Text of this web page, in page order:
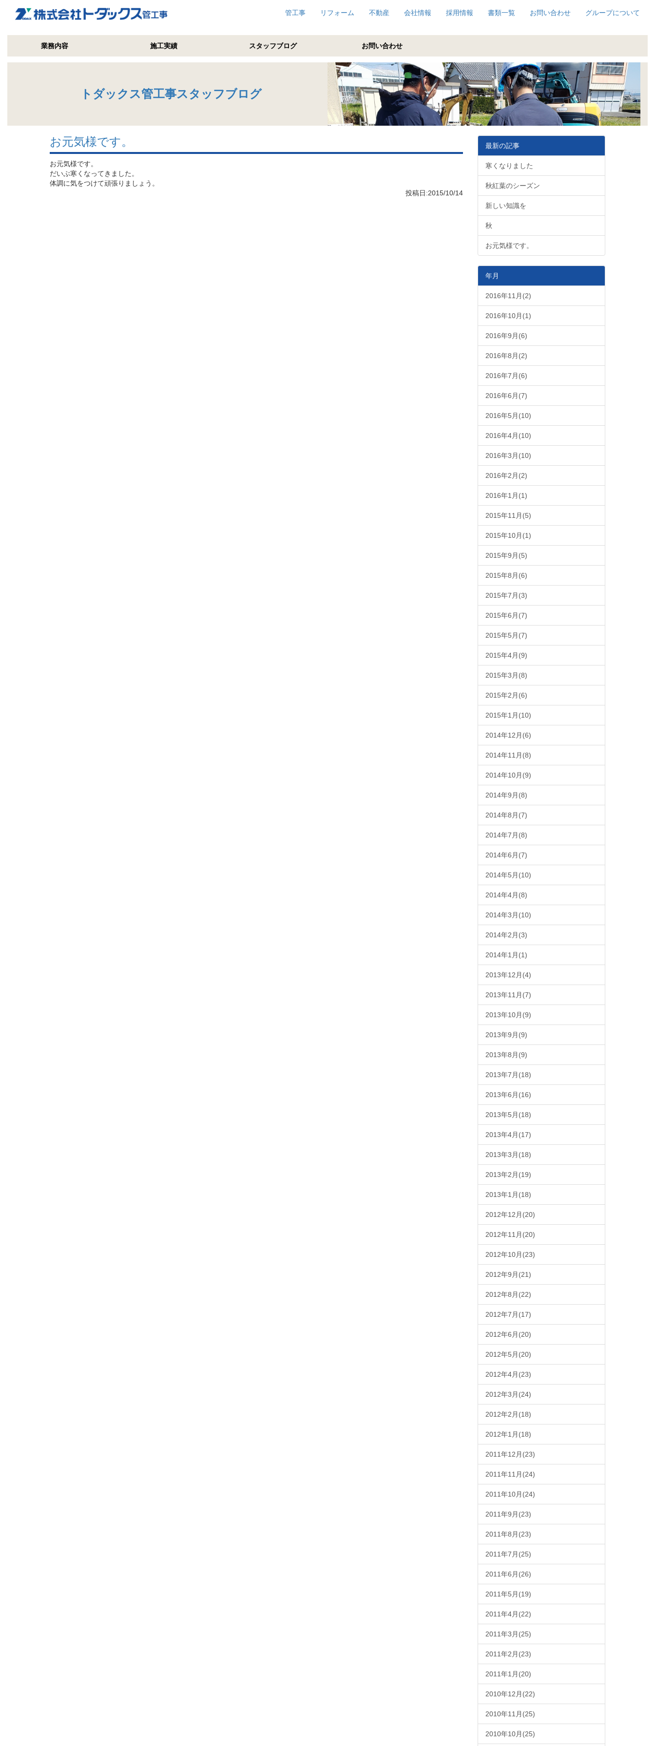
管工事 リフォーム 不動産 会社情報 採用情報 書類一覧 お問い合わせ グループについて
業務内容 施工実績 スタッフブログ お問い合わせ
トダックス管工事スタッフブログ
お元気様です。
お元気様です。
だいぶ寒くなってきました。
体調に気をつけて頑張りましょう。
投稿日:2015/10/14
最新の記事
寒くなりました
秋紅葉のシーズン
新しい知識を
秋
お元気様です。
年月
2016年11月(2)
2016年10月(1)
2016年9月(6)
2016年8月(2)
2016年7月(6)
2016年6月(7)
2016年5月(10)
2016年4月(10)
2016年3月(10)
2016年2月(2)
2016年1月(1)
2015年11月(5)
2015年10月(1)
2015年9月(5)
2015年8月(6)
2015年7月(3)
2015年6月(7)
2015年5月(7)
2015年4月(9)
2015年3月(8)
2015年2月(6)
2015年1月(10)
2014年12月(6)
2014年11月(8)
2014年10月(9)
2014年9月(8)
2014年8月(7)
2014年7月(8)
2014年6月(7)
2014年5月(10)
2014年4月(8)
2014年3月(10)
2014年2月(3)
2014年1月(1)
2013年12月(4)
2013年11月(7)
2013年10月(9)
2013年9月(9)
2013年8月(9)
2013年7月(18)
2013年6月(16)
2013年5月(18)
2013年4月(17)
2013年3月(18)
2013年2月(19)
2013年1月(18)
2012年12月(20)
2012年11月(20)
2012年10月(23)
2012年9月(21)
2012年8月(22)
2012年7月(17)
2012年6月(20)
2012年5月(20)
2012年4月(23)
2012年3月(24)
2012年2月(18)
2012年1月(18)
2011年12月(23)
2011年11月(24)
2011年10月(24)
2011年9月(23)
2011年8月(23)
2011年7月(25)
2011年6月(26)
2011年5月(19)
2011年4月(22)
2011年3月(25)
2011年2月(23)
2011年1月(20)
2010年12月(22)
2010年11月(25)
2010年10月(25)